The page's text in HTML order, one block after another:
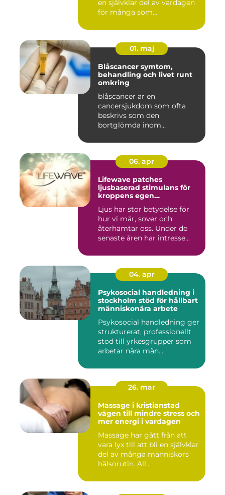
en självklar del av vardagen
för många som...
01. maj
Blåscancer symtom,
behandling och livet runt
omkring
blåscancer är en
cancersjukdom som ofta
beskrivs som den
bortglömda inom
06. apr
Lifewave patches
ljusbaserad stimulans för
kroppens egen
Ljus har stor betydelse för
hur vi mår, sover och
återhämtar oss. Under de
senaste åren har intresse...
04. apr
Psykosocial handledning i
stockholm stöd för hållbart
människonära arbete
Psykosocial handledning ger
strukturerat, professionellt
stöd till yrkesgrupper som
arbetar nära män...
26. mar
Massage i kristianstad
vägen till mindre stress och
mer energi i vardagen
Massage har gått från att
vara lyx till att bli en självklar
del av många människors
hälsorutin. All...